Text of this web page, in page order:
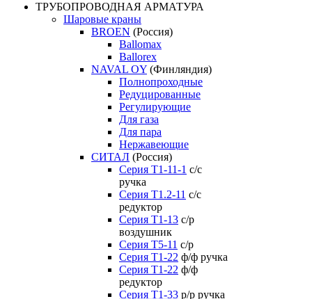
ТРУБОПРОВОДНАЯ АРМАТУРА
Шаровые краны
BROEN (Россия)
Ballomax
Ballorex
NAVAL OY (Финляндия)
Полнопроходные
Редуцированные
Регулирующие
Для газа
Для пара
Нержавеющие
СИТАЛ (Россия)
Серия Т1-11-1 с/с
ручка
Серия Т1.2-11 с/с
редуктор
Серия Т1-13 с/р
воздушник
Серия T5-11 с/р
Серия Т1-22 ф/ф ручка
Серия Т1-22 ф/ф
редуктор
Серия T1-33 р/р ручка